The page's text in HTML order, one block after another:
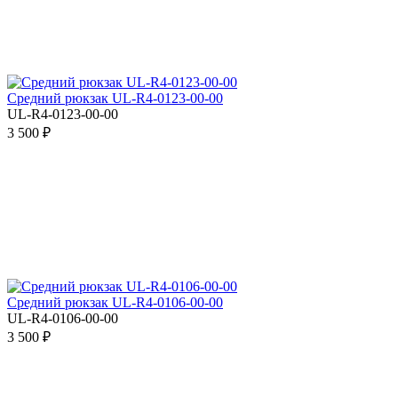
Средний рюкзак UL-R4-0123-00-00
UL-R4-0123-00-00
3 500 ₽
Средний рюкзак UL-R4-0106-00-00
UL-R4-0106-00-00
3 500 ₽